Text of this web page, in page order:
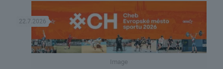
Image
22.7.2026